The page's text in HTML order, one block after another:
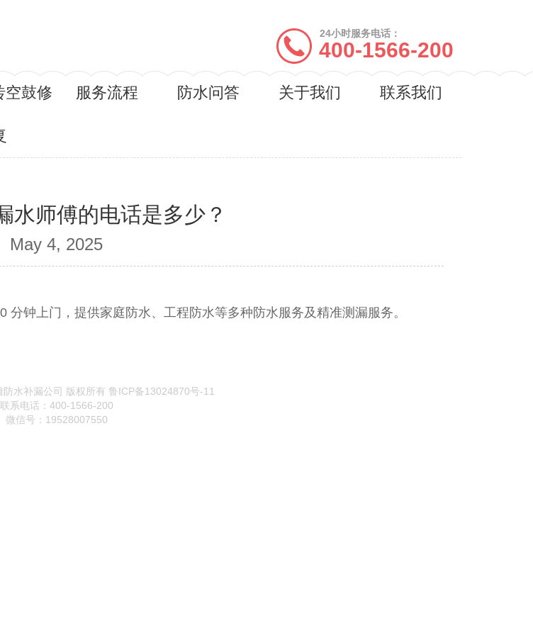
24小时服务电话：
400-1566-200
空鼓修 服务流程 防水问答 关于我们 联系我们
水师傅的电话是多少？
May 4, 2025
钟上门，提供家庭防水、工程防水等多种防水服务及精准测漏服务。
水补漏公司 版权所有 鲁ICP备13024870号-11
联系电话：400-1566-200
微信号：19528007550